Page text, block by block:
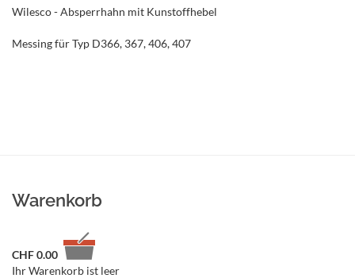
Wilesco - Absperrhahn mit Kunstoffhebel
Messing für Typ D366, 367, 406, 407
Warenkorb
CHF0.00
Ihr Warenkorb ist leer